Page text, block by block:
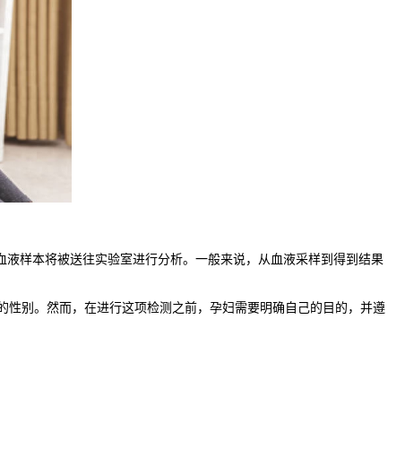
样本将被送往实验室进行分析。一般来说，从血液采样到得到结果
别。然而，在进行这项检测之前，孕妇需要明确自己的目的，并遵